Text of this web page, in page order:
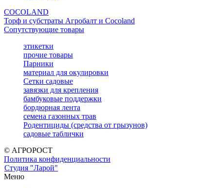
COCOLAND
Торф и субстраты Агробалт и Cocoland
Сопутствующие товары
этикетки
прочие товары
Парники
материал для окулировки
Сетки садовые
завязки для крепления
бамбуковые поддержки
бордюрная лента
семена газонных трав
Родентициды (средства от грызунов)
садовые таблички
© АГРОРОСТ
Политика конфиденциальности
Студия "Ларой"
Меню